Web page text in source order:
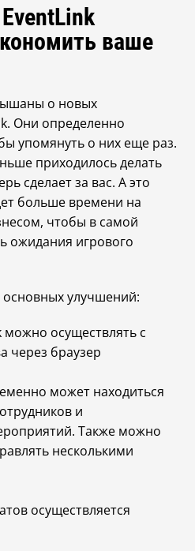
ваше
о новых
Они определенно
упомянуть о них еще раз.
приходилось делать
сделает за вас. А это
больше времени на
чтобы в самой
ожидания игрового
улучшений:
можно осуществлять с
через браузер
может находиться
и
Также можно
несколькими
осуществляется